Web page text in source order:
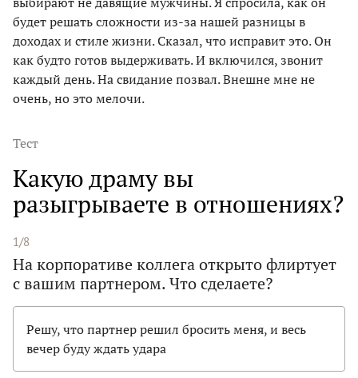
будет решать сложности из-за нашей разницы в
доходах и стиле жизни. Сказал, что исправит это. Он
как будто готов выдерживать. И включился, звонит
каждый день. На свидание позвал. Внешне мне не
очень, но это мелочи.
Тест
Какую драму вы
разыгрываете в отношениях?
1/8
На корпоративе коллега открыто флиртует
с вашим партнером. Что сделаете?
Решу, что партнер решил бросить меня, и весь
вечер буду ждать удара